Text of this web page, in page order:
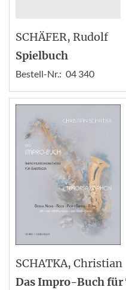
SCHÄFER, Rudolf
Spielbuch
Bestell-Nr.: 04 340
SCHATKA, Christian
Das Impro-Buch für